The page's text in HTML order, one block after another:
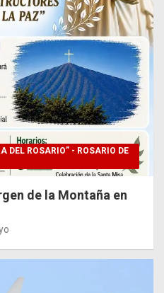
DEL ROSARIO” - ROSARIO DE
de la Montaña en